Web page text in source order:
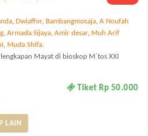
, Dwiaffor, Bambangmosaja, A Noufah
, Armada Sijaya, Amir desar, Muh Arif
, Muda Shifa.
Mayat di bioskop M`tos XXI
Tiket Rp 50.000
LAIN